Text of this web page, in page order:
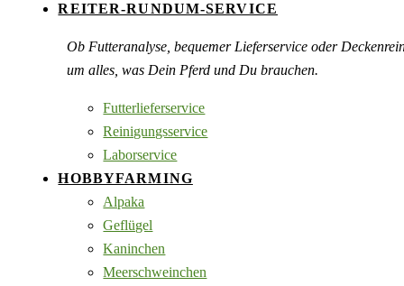
REITER-RUNDUM-SERVICE
Ob Futteranalyse, bequemer Lieferservice oder
um alles, was Dein Pferd und Du brauchen.
Futterlieferservice
Reinigungsservice
Laborservice
HOBBYFARMING
Alpaka
Geflügel
Kaninchen
Meerschweinchen